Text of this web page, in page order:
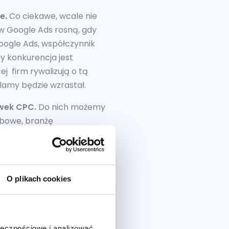
O plikach cookies
Co ciekawe, wcale nie
Google Ads rosną, gdy
Ads, współczynnik
konkurencja jest
firm rywalizują o tą
będzie wzrastał.
CPC. Do nich możemy
branżę
kilkadziesiąt złotych za
w Google Ads. Różnią się